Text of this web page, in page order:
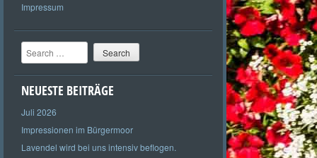
Impressum
Search
NEUESTE BEITRÄGE
Juli 2026
Impressionen im Bürgermoor
Lavendel wird bei uns intensiv beflogen.